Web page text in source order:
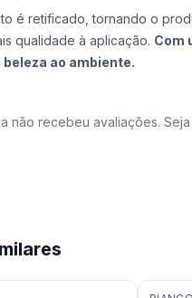
é retificado, tornando o
qualidade à aplicação. Com
ao ambiente.
não recebeu avaliações.